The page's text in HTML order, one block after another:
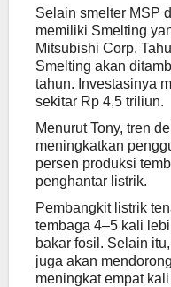
Selain smelter MSP
memiliki Smelting
Mitsubishi Corp.
Smelting akan
tahun. Investasinya
sekitar Rp 4,5 triliun.
Menurut Tony, tren
meningkatkan
persen produksi
penghantar listrik.
Pembangkit listrik
tembaga 4–5 kali
bakar fosil. Selain
juga akan
meningkat empat